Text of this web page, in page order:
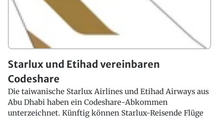
Starlux und Etihad vereinbaren
Codeshare
Die taiwanische Starlux Airlines und Etihad Airways aus
Abu Dhabi haben ein Codeshare-Abkommen
unterzeichnet. Künftig können Starlux-Reisende Flüge